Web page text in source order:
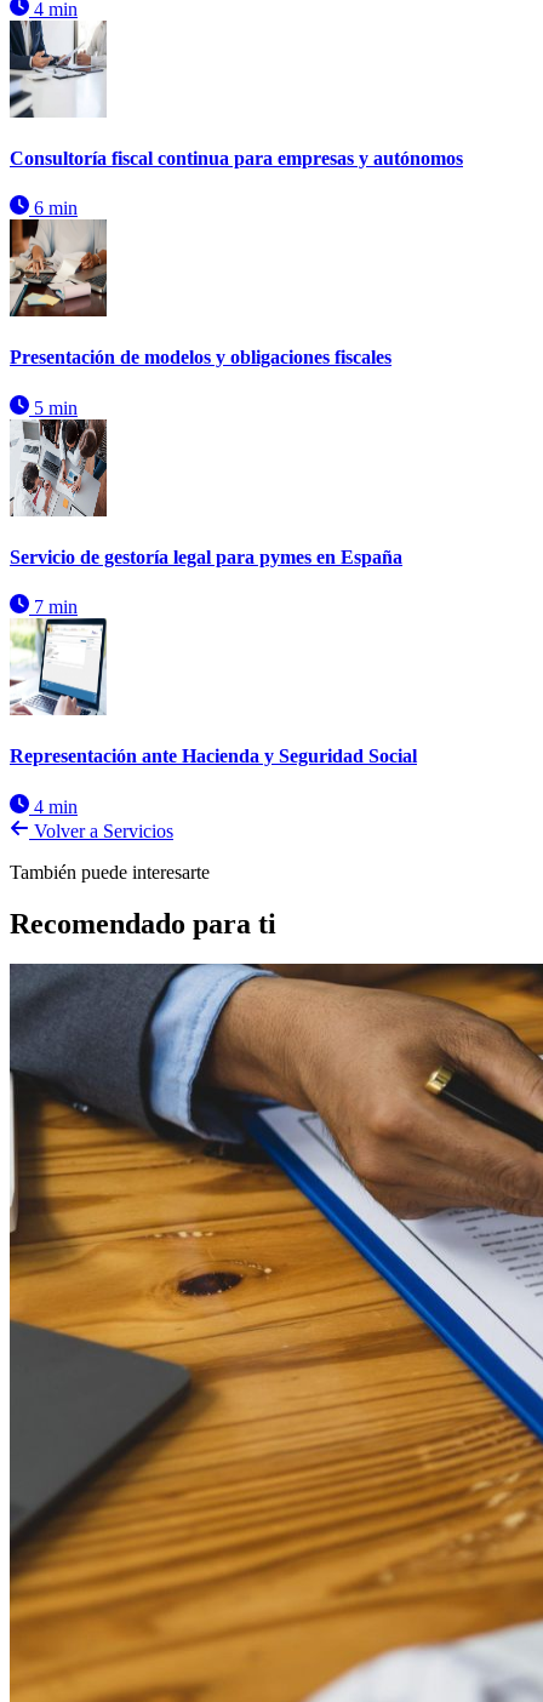
4 min
Consultoría fiscal continua para empresas y autónomos
6 min
Presentación de modelos y obligaciones fiscales
5 min
Servicio de gestoría legal para pymes en España
7 min
Representación ante Hacienda y Seguridad Social
4 min
Volver a Servicios
También puede interesarte
Recomendado para ti